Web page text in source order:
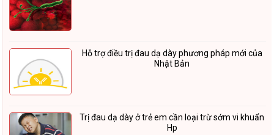
Hỗ trợ điều trị đau dạ dày phương pháp mới của
Nhật Bản
Trị đau dạ dày ở trẻ em cần loại trừ sớm vi khuẩn
Hp